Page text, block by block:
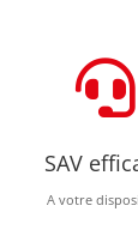

SAV
A votre